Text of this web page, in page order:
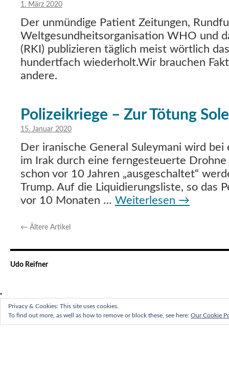
1. März 2020
Der unmündige Patient Zeitungen,
Weltgesundheitsorganisation WHO und
(RKI) publizieren täglich meist wörtlich
hundertfach wiederholt.Wir brauchen
andere.
Polizeikriege – Zur Tötung
15. Januar 2020
Der iranische General Suleymani wird
im Irak durch eine ferngesteuerte
schon vor 10 Jahren „ausgeschaltet“
Trump. Auf die Liquidierungsliste, so das
vor 10 Monaten … Weiterlesen →
← Ältere Artikel
Udo Reifner
Privacy & Cookies: This site uses cookies.
To find out more, as well as how to remove or block these, see here: Our Cookie